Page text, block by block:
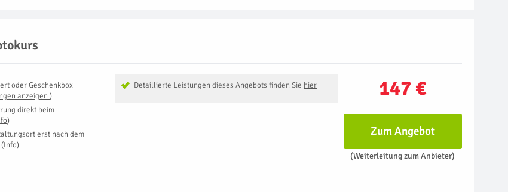
147 €
Detaillierte Leistungen dieses Angebots finden Sie hier
oder Geschenkbox
anzeigen )
direkt beim
)
erst nach dem
(Info)
Zum Angebot
(Weiterleitung zum Anbieter)